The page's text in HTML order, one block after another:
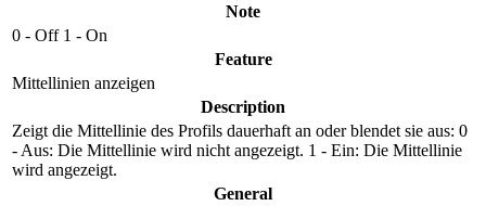
Note
0 - Off 1 - On
Feature
Mittellinien anzeigen
Description
Zeigt die Mittellinie des Profils dauerhaft an oder blendet sie aus: 0
- Aus: Die Mittellinie wird nicht angezeigt. 1 - Ein: Die Mittellinie
wird angezeigt.
General